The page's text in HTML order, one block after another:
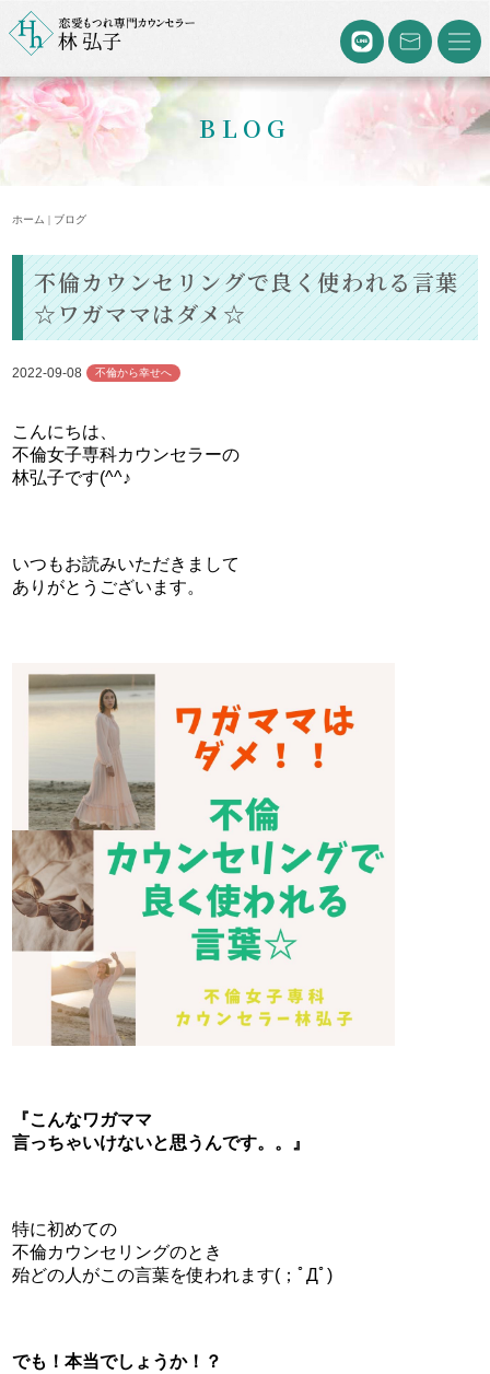
BLOG
ホーム | ブログ
不倫カウンセリングで良く使われる言葉
☆ワガママはダメ☆
2022-09-08 不倫から幸せへ
こんにちは、
不倫女子専科カウンセラーの
林弘子です(^^♪
いつもお読みいただきまして
ありがとうございます。
『こんなワガママ
言っちゃいけないと思うんです。。』
特に初めての
不倫カウンセリングのとき
殆どの人がこの言葉を使われます(；ﾟДﾟ)
でも！本当でしょうか！？